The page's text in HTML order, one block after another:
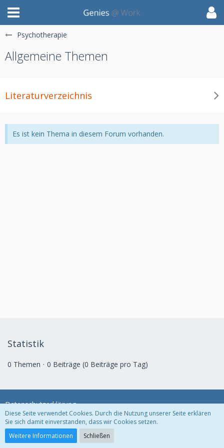
Psychotherapie
Allgemeine Themen
Literaturverzeichnis
Es ist kein Thema in diesem Forum vorhanden.
Statistik
0 Themen 0 Beiträge (0 Beiträge pro Tag)
Datenschutzerklärung
Community-Software: WoltLab Suite™
Diese Seite verwendet Cookies. Durch die Nutzung unserer Seite erklären
Sie sich damit einverstanden, dass wir Cookies setzen.
Weitere Informationen
Schließen